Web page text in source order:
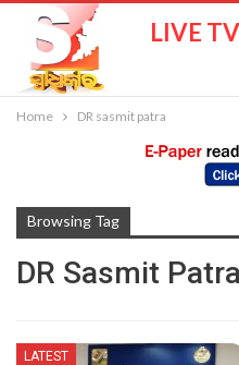
LIVE TV
Home DR sasmit patra
Browsing Tag
DR Sasmit Patra
LATEST